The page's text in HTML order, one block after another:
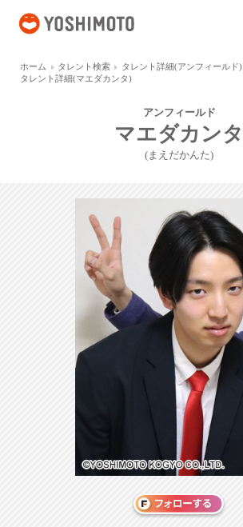
ホーム タレント検索
タレント詳細(アンフィールド)
タレント詳細(マエダカンタ)
アンフィールド
マエダカンタ
(まえだかんた)